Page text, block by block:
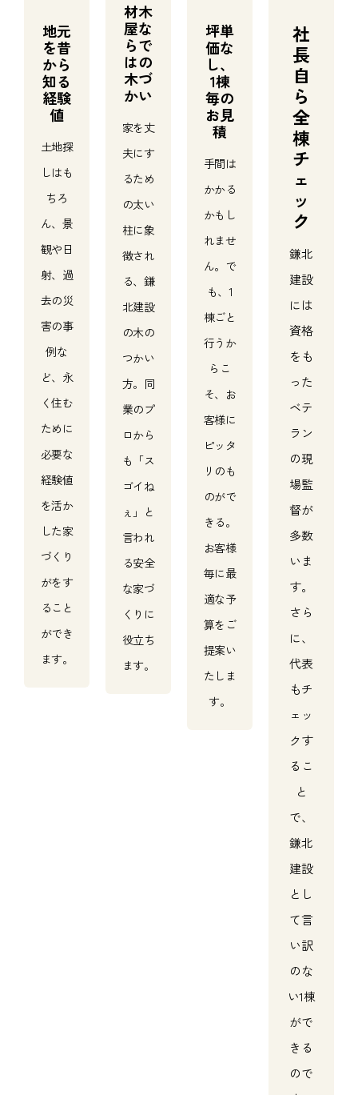
地元
を昔
から
知る
経験
値
土地探
しはも
ちろ
ん、景
観や日
射、過
去の災
害の事
例な
ど、永
く住む
ために
必要な
経験値
を活か
した家
づくり
がをす
ること
ができ
ます。
材木
屋な
らで
はの
木づ
かい
家を丈
夫にす
るため
の太い
柱に象
徴され
る、鎌
北建設
の木の
つかい
方。同
業のプ
ロから
も「ス
ゴイね
ぇ」と
言われ
る安全
な家づ
くりに
役立ち
ます。
坪単
価な
し、
1棟
毎の
お見
積
手間は
かかる
かもし
れませ
ん。で
も、1
棟ごと
行うか
らこ
そ、お
客様に
ピッタ
リのも
のがで
きる。
お客様
毎に最
適な予
算をご
提案い
たしま
す。
社
長
自
ら
全
棟
チ
ェ
ッ
ク
鎌北
建設
には
資格
をも
った
ベテ
ラン
の現
場監
督が
多数
いま
す。
さら
に、
代表
もチ
ェッ
クす
るこ
と
で、
鎌北
建設
とし
て言
い訳
のな
い1棟
がで
きる
ので